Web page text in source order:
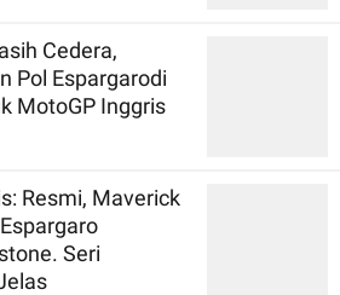
Cedera,
Pol Espargarodi
MotoGP Inggris
Resmi, Maverick
Seri